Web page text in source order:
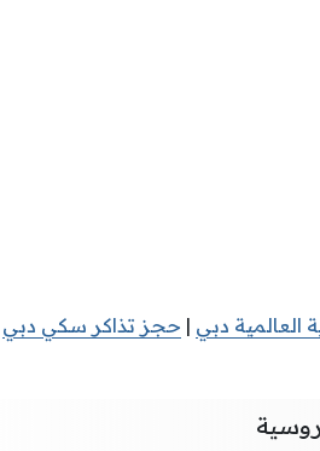
العالمية دبي | حجز تذاكر سكي دبي